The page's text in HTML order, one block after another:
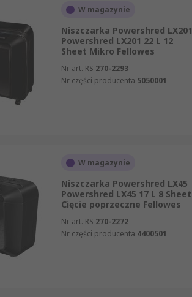
W magazynie
Niszczarka Powershred LX201
Powershred LX201 22 L 12
Sheet Mikro Fellowes
Nr art. RS 270-2293
Nr części producenta 5050001
W magazynie
Niszczarka Powershred LX45
Powershred LX45 17 L 8 Sheet
Cięcie poprzeczne Fellowes
Nr art. RS 270-2272
Nr części producenta 4400501